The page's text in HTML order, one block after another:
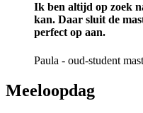
Ik ben altijd op zoek
kan. Daar sluit de
perfect op aan.
Paula - oud-student
Meeloopdag